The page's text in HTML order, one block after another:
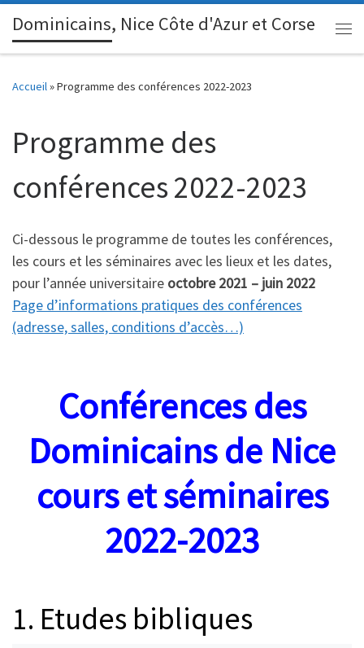
Passer au contenu
Dominicains, Nice Côte d'Azur et Corse
Accueil»Programme des conférences 2022-2023
Programme des
conférences 2022-2023
Ci-dessous le programme de toutes les conférences,
les cours et les séminaires avec les lieux et les dates,
pour l’année universitaire octobre 2021 – juin 2022
Page d’informations pratiques des conférences
(adresse, salles, conditions d’accès…)
Conférences des
Dominicains de Nice
cours et séminaires
2022-2023
1. Etudes bibliques